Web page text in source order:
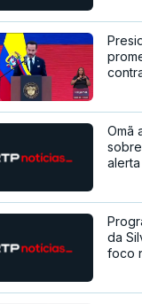
Omã
da
foco